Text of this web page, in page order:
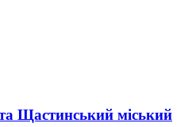
Щастинський міський